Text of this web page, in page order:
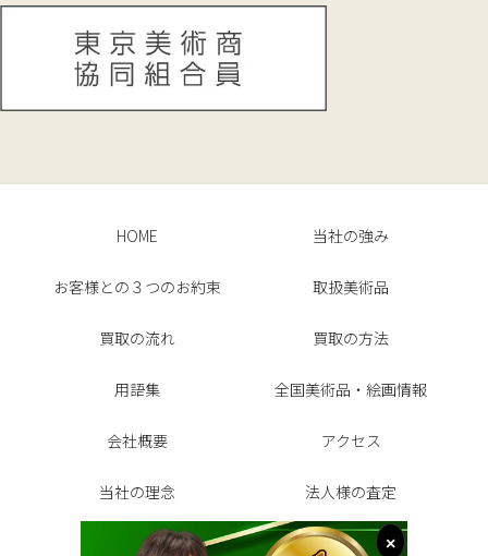
HOME 当社の強み
お客様との３つのお約束 取扱美術品
買取の流れ 買取の方法
用語集 全国美術品・絵画情報
会社概要 アクセス
当社の理念 法人様の査定
お客様の声 よくある質問